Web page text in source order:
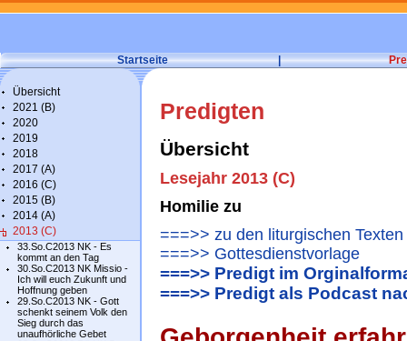
Startseite |
Übersicht
2021 (B)
2020
2019
2018
2017 (A)
2016 (C)
2015 (B)
2014 (A)
2013 (C)
33.So.C2013 NK - Es
kommt an den Tag
30.So.C2013 NK Missio -
Ich will euch Zukunft und
Hoffnung geben
29.So.C2013 NK - Gott
schenkt seinem Volk den
Sieg durch das
unaufhörliche Gebet
Predigten
Übersicht
Lesejahr 2013 (C)
Homilie zu
===>> zu den liturgischen Texten
===>> Gottesdienstvorlage
===>> Predigt im
===>> Predigt als Podcast